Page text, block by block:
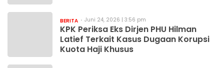
BERITA Juni 24, 2026 | 3:56 pm
KPK Periksa Eks Dirjen PHU Hilman
Latief Terkait Kasus Dugaan Korupsi
Kuota Haji Khusus